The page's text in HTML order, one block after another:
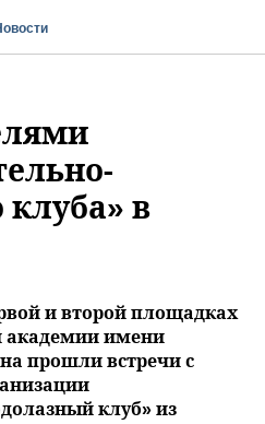
клуба» в
и второй площадках
академии имени
прошли встречи с
клуб» из